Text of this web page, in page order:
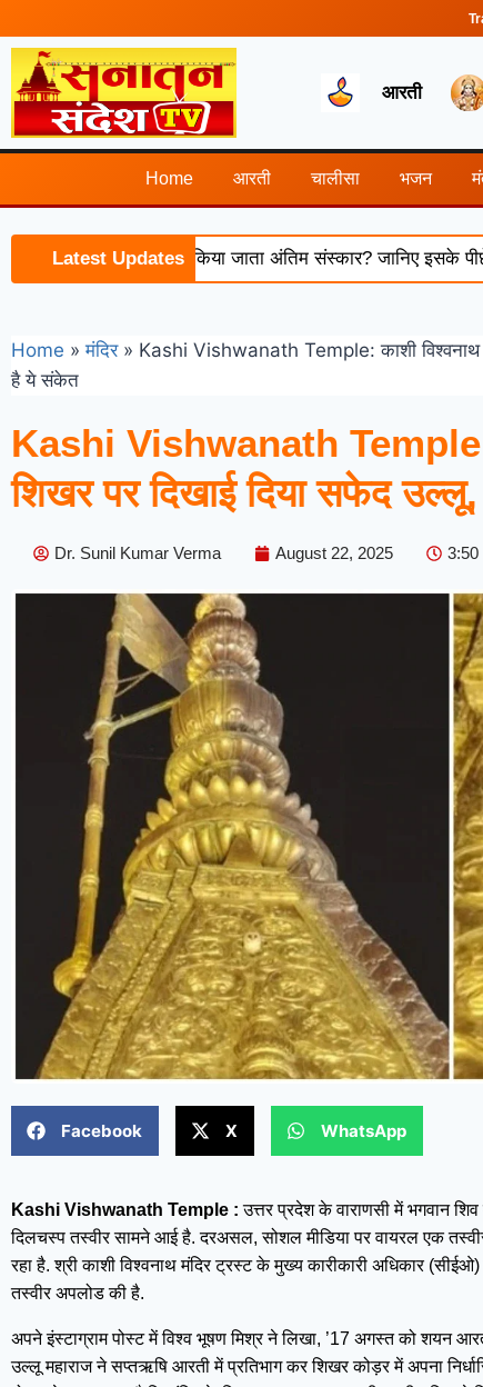
आरती
Home आरती चालीसा भजन
Latest Updates
के बाद क्यों नहीं किया जाता अंतिम संस्कार? जानिए इसके पीछे की
Home » मंदिर » Kashi Vishwanath Temple: काशी विश्वनाथ
है ये संकेत
Kashi Vishwanath Temple:
शिखर पर दिखाई दिया सफेद
Dr. Sunil Kumar Verma August 22, 2025 3:50
Facebook X WhatsApp
Kashi Vishwanath Temple : उत्तर प्रदेश के वाराणसी में भगवान
दिलचस्प तस्वीर सामने आई है. दरअसल, सोशल मीडिया पर वायरल एक
रहा है. श्री काशी विश्वनाथ मंदिर ट्रस्ट के मुख्य कारीकारी अधिकार
तस्वीर अपलोड की है.
अपने इंस्टाग्राम पोस्ट में विश्व भूषण मिश्र ने लिखा, ’17 अगस्त को शयन
उल्लू महाराज ने सप्तऋषि आरती में प्रतिभाग कर शिखर कोड़र में अपना